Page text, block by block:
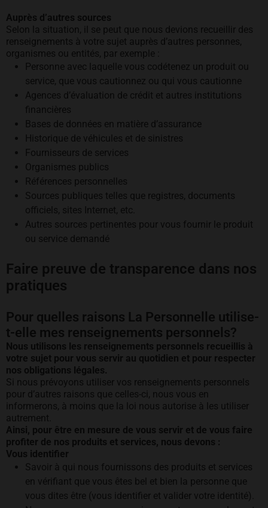
Auprès d’autres sources
Selon la situation, il se peut que nous devions recueillir des
renseignements à votre sujet auprès d’autres personnes,
organismes ou entités, par exemple :
Personne avec laquelle vous codétenez un produit ou
service, que vous cautionnez ou qui vous cautionne
Agences d’évaluation de crédit et autres institutions
financières
Bases de données en matière d’assurance
Historique de véhicules et de sinistres
Fournisseurs de services
Organismes publics
Références personnelles
Sources publiques telles que registres, documents
officiels, sites Internet, etc.
Autres sources pertinentes pour vous fournir le produit
ou service demandé
Faire preuve de transparence dans nos
pratiques
Pour quelles raisons La Personnelle utilise-
t-elle mes renseignements personnels?
Nous utilisons les renseignements personnels recueillis à
votre sujet pour vous servir au quotidien et pour respecter
nos obligations légales.
Si nous prévoyons utiliser vos renseignements personnels
pour d’autres raisons que celles-ci, nous vous en
informerons, à moins que la loi nous autorise à les utiliser
autrement.
Ainsi, pour être en mesure de vous servir et de vous faire
profiter de nos produits et services, nous devons :
Vous identifier
Savoir à qui nous fournissons des produits et services
en vérifiant que vous êtes bel et bien la personne que
vous dites être (vous identifier et valider votre identité).